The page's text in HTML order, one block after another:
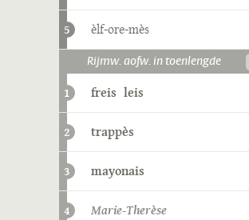
5 èlf-ore-mès
Rijmw. aofw. in toenlengde
1 freis leis
2 trappès
3 mayonais
4 Marie-Therèse